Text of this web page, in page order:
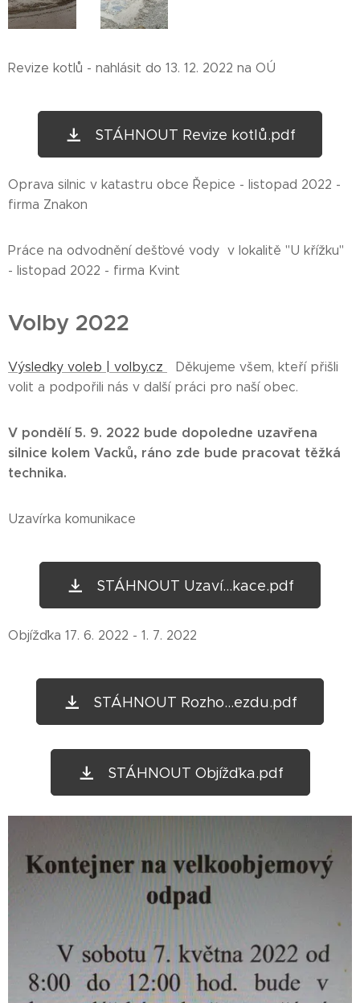
Revize kotlů - nahlásit do 13. 12. 2022 na OÚ
STÁHNOUT Revize kotlů.pdf
Oprava silnic v katastru obce Řepice - listopad 2022 -
firma Znakon
Práce na odvodnění dešťové vody v lokalitě "U křížku"
- listopad 2022 - firma Kvint
Volby 2022
Výsledky voleb | volby.cz
Děkujeme všem, kteří přišli
volit a podpořili nás v další práci pro naší obec.
V pondělí 5. 9. 2022 bude dopoledne uzavřena
silnice kolem Vacků, ráno zde bude pracovat těžká
technika.
Uzavírka komunikace
STÁHNOUT Uzaví...kace.pdf
Objížďka 17. 6. 2022 - 1. 7. 2022
STÁHNOUT Rozho...ezdu.pdf
STÁHNOUT Objížďka.pdf